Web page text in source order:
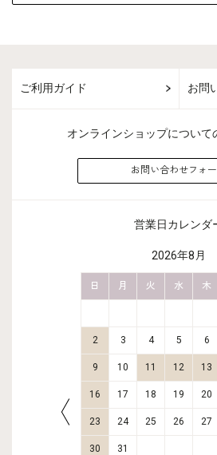
ご利用ガイド お問
オンラインショップについて
お問い合わせフォ
営業日カレンダ
2026年8月
日 月 火 水 木
2 3 4 5 6
9 10 11 12 13
16 17 18 19 20
23 24 25 26 27
30 31